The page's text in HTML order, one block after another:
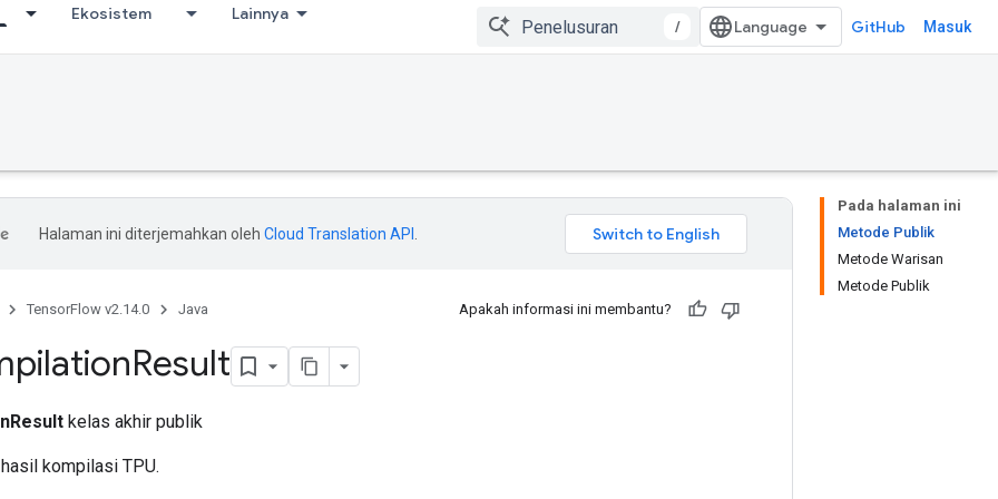
Ekosistem Lainnya
/ GitHub Masuk
Pada halaman ini
Metode Publik
Metode Warisan
Metode Publik
Halaman ini diterjemahkan oleh Cloud Translation API
TensorFlow v2.14.0 Java Apakah informasi ini membantu?
Result
kelas akhir publik
kompilasi TPU.